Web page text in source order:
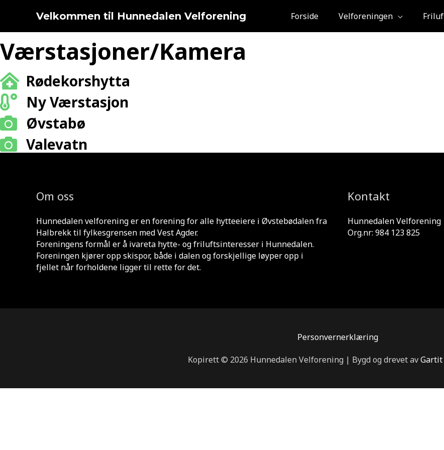
Velkommen til Hunnedalen Velforening Forside Velforeningen
Værstasjoner/Kamera
Rødekorshytta
Ny Værstasjon
Øvstabø
Valevatn
Om oss
Hunnedalen velforening er en forening for alle hytteeiere i Øvstebødalen fra
Halbrekk til fylkesgrensen med Vest Agder.
Foreningens formål er å ivareta hytte- og friluftsinteresser i Hunnedalen.
Foreningen kjører opp skispor, både i dalen og forskjellige løyper opp i
fjellet når forholdene ligger til rette for det.
Kontakt
Hunnedalen Velforening
Org.nr: 984 123 825
Personvernerklæring
Kopirett © 2026 Hunnedalen Velforening | Bygd og drevet avGartit